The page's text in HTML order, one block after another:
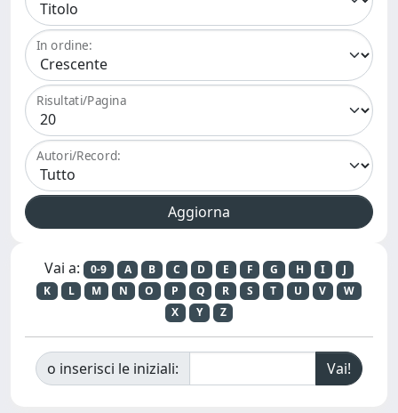
In ordine:
Risultati/Pagina
Autori/Record:
Vai a: 0-9 A B C D E F G H I
J
K
L M N O P Q R S T U V
W
X
Y Z
o inserisci le iniziali: